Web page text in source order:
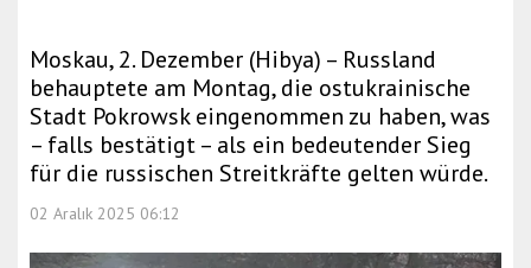
Moskau, 2. Dezember (Hibya) – Russland
behauptete am Montag, die ostukrainische
Stadt Pokrowsk eingenommen zu haben, was
– falls bestätigt – als ein bedeutender Sieg
für die russischen Streitkräfte gelten würde.
02 Aralık 2025 06:12